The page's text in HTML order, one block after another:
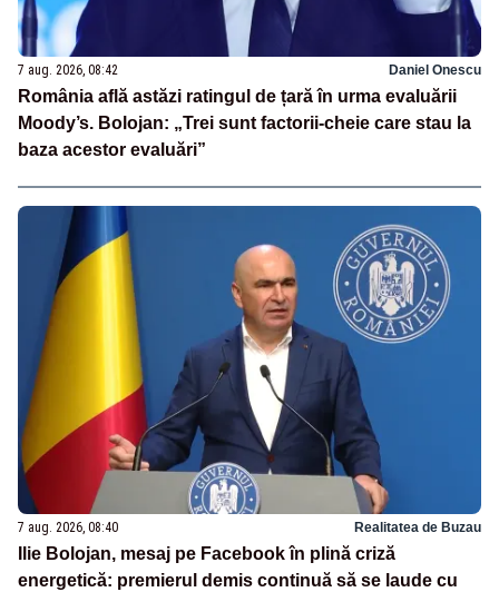
7 aug. 2026, 08:42 Daniel Onescu
România află astăzi ratingul de țară în urma evaluării
Moody’s. Bolojan: „Trei sunt factorii-cheie care stau la
baza acestor evaluări”
7 aug. 2026, 08:40 Realitatea de Buzau
Ilie Bolojan, mesaj pe Facebook în plină criză
energetică: premierul demis continuă să se laude cu